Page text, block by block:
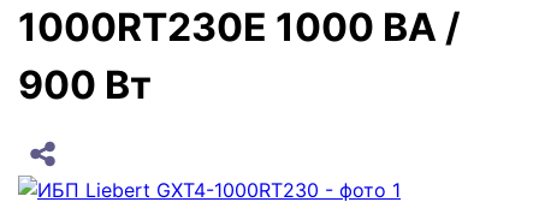
1000RT230E 1000 ВА /
900 Вт